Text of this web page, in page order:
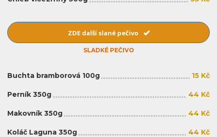
ZDE další slané pečivo
SLADKÉ PEČIVO
Buchta bramborová 100g 15 Kč
Perník 350g 44 Kč
Makovník 350g 44 Kč
Koláč Laguna 350g 44 Kč